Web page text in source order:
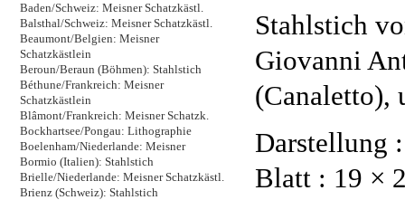
Baden/Schweiz: Meisner Schatzkästl.
Balsthal/Schweiz: Meisner Schatzkästl.
Beaumont/Belgien: Meisner
Schatzkästlein
Beroun/Beraun (Böhmen): Stahlstich
Béthune/Frankreich: Meisner
Schatzkästlein
Blâmont/Frankreich: Meisner Schatzk.
Bockhartsee/Pongau: Lithographie
Boelenham/Niederlande: Meisner
Bormio (Italien): Stahlstich
Brielle/Niederlande: Meisner Schatzkästl.
Brienz (Schweiz): Stahlstich
Stahlstich
Giovanni
(Canaletto),
Darstellung
Blatt : 19 ×